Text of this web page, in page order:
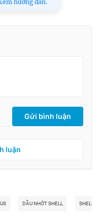
hướng dẫn.
Gửi bình luận
luận
DẦU NHỚT SHELL SHELL